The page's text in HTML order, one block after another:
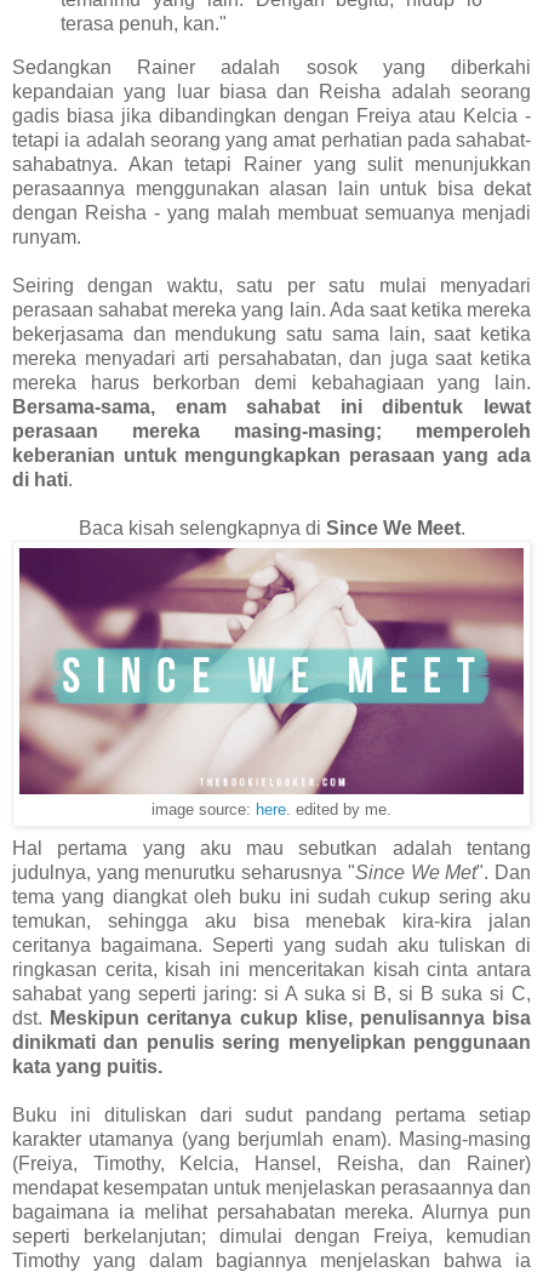
terasa penuh, kan."
Sedangkan Rainer adalah sosok yang diberkahi
kepandaian yang luar biasa dan Reisha adalah seorang
gadis biasa jika dibandingkan dengan Freiya atau Kelcia -
tetapi ia adalah seorang yang amat perhatian pada sahabat-
sahabatnya. Akan tetapi Rainer yang sulit menunjukkan
perasaannya menggunakan alasan lain untuk bisa dekat
dengan Reisha - yang malah membuat semuanya menjadi
runyam.
Seiring dengan waktu, satu per satu mulai menyadari
perasaan sahabat mereka yang lain. Ada saat ketika mereka
bekerjasama dan mendukung satu sama lain, saat ketika
mereka menyadari arti persahabatan, dan juga saat ketika
mereka harus berkorban demi kebahagiaan yang lain.
Bersama-sama, enam sahabat ini dibentuk lewat
perasaan mereka masing-masing; memperoleh
keberanian untuk mengungkapkan perasaan yang ada
di hati.
Baca kisah selengkapnya di Since We Meet.
image source: here . edited by me.
Hal pertama yang aku mau sebutkan adalah tentang
judulnya, yang menurutku seharusnya "Since We Met". Dan
tema yang diangkat oleh buku ini sudah cukup sering aku
temukan, sehingga aku bisa menebak kira-kira jalan
ceritanya bagaimana. Seperti yang sudah aku tuliskan di
ringkasan cerita, kisah ini menceritakan kisah cinta antara
sahabat yang seperti jaring: si A suka si B, si B suka si C,
dst. Meskipun ceritanya cukup klise, penulisannya bisa
dinikmati dan penulis sering menyelipkan penggunaan
kata yang puitis.
Buku ini dituliskan dari sudut pandang pertama setiap
karakter utamanya (yang berjumlah enam). Masing-masing
(Freiya, Timothy, Kelcia, Hansel, Reisha, dan Rainer)
mendapat kesempatan untuk menjelaskan perasaannya dan
bagaimana ia melihat persahabatan mereka. Alurnya pun
seperti berkelanjutan; dimulai dengan Freiya, kemudian
Timothy yang dalam bagiannya menjelaskan bahwa ia